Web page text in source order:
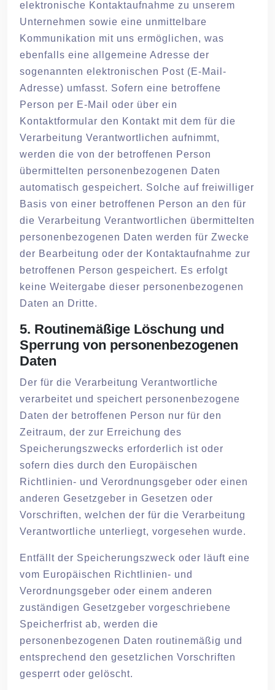
elektronische Kontaktaufnahme zu unserem
Unternehmen sowie eine unmittelbare
Kommunikation mit uns ermöglichen, was
ebenfalls eine allgemeine Adresse der
sogenannten elektronischen Post (E-Mail-
Adresse) umfasst. Sofern eine betroffene
Person per E-Mail oder über ein
Kontaktformular den Kontakt mit dem für die
Verarbeitung Verantwortlichen aufnimmt,
werden die von der betroffenen Person
übermittelten personenbezogenen Daten
automatisch gespeichert. Solche auf freiwilliger
Basis von einer betroffenen Person an den für
die Verarbeitung Verantwortlichen übermittelten
personenbezogenen Daten werden für Zwecke
der Bearbeitung oder der Kontaktaufnahme zur
betroffenen Person gespeichert. Es erfolgt
keine Weitergabe dieser personenbezogenen
Daten an Dritte.
5. Routinemäßige Löschung und
Sperrung von personenbezogenen
Daten
Der für die Verarbeitung Verantwortliche
verarbeitet und speichert personenbezogene
Daten der betroffenen Person nur für den
Zeitraum, der zur Erreichung des
Speicherungszwecks erforderlich ist oder
sofern dies durch den Europäischen
Richtlinien- und Verordnungsgeber oder einen
anderen Gesetzgeber in Gesetzen oder
Vorschriften, welchen der für die Verarbeitung
Verantwortliche unterliegt, vorgesehen wurde.
Entfällt der Speicherungszweck oder läuft eine
vom Europäischen Richtlinien- und
Verordnungsgeber oder einem anderen
zuständigen Gesetzgeber vorgeschriebene
Speicherfrist ab, werden die
personenbezogenen Daten routinemäßig und
entsprechend den gesetzlichen Vorschriften
gesperrt oder gelöscht.